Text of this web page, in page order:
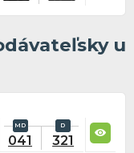
u
041 321